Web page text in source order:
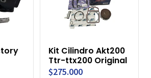
Kit Cilindro Akt200
Ttr-ttx200 Original
$275.000